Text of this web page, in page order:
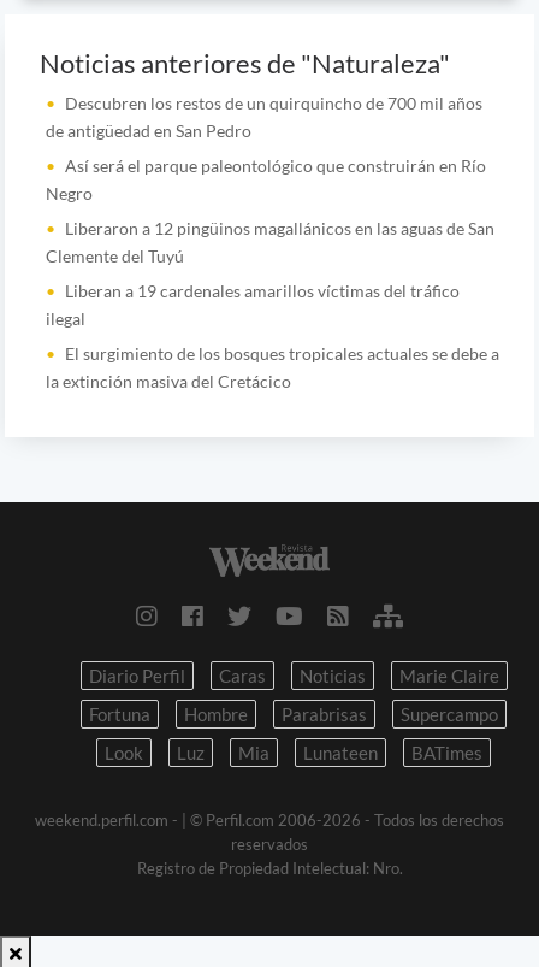
Noticias anteriores de "Naturaleza"
Descubren los restos de un quirquincho de 700 mil años
de antigüedad en San Pedro
Así será el parque paleontológico que construirán en Río
Negro
Liberaron a 12 pingüinos magallánicos en las aguas de San
Clemente del Tuyú
Liberan a 19 cardenales amarillos víctimas del tráfico
ilegal
El surgimiento de los bosques tropicales actuales se debe a
la extinción masiva del Cretácico
Diario Perfil Caras Noticias
Marie Claire
Fortuna
Hombre Parabrisas
Supercampo
Look
Luz Mia Lunateen BATimes
weekend.perfil.com -
| © Perfil.com 2006-2026 - Todos los derechos
reservados
Registro de Propiedad Intelectual: Nro.